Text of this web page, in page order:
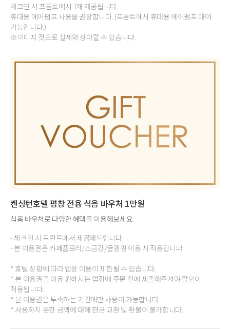
체크인 시 프론트에서 1개 제공됩니다.
휴대용 에어펌프 사용을 권장합니다. (프론트에서 휴대용 에어펌프 대여
가능합니다.)
※이미지 컷으로 실제와 상이할 수 있습니다.
켄싱턴호텔 평창 전용 식음 바우처 1만원
식음 바우처로 다양한 혜택을 이용해보세요.
- 체크인 시 프런트에서 제공해드립니다.
- 본 이용권은 카페플로리/소금강/글램핑 이용 시 적용됩니다.
* 호텔 상황에 따라 업장 이용이 제한될 수 있습니다.
* 본 이용권을 이용 원하시는 업장에 주문 전에 제출해주셔야 할인이
적용됩니다.
* 본 이용권은 투숙하는 기간에만 사용이 가능합니다.
* 사용하지 못한 금액에 대해 현금 교환 및 환불이 불가합니다.